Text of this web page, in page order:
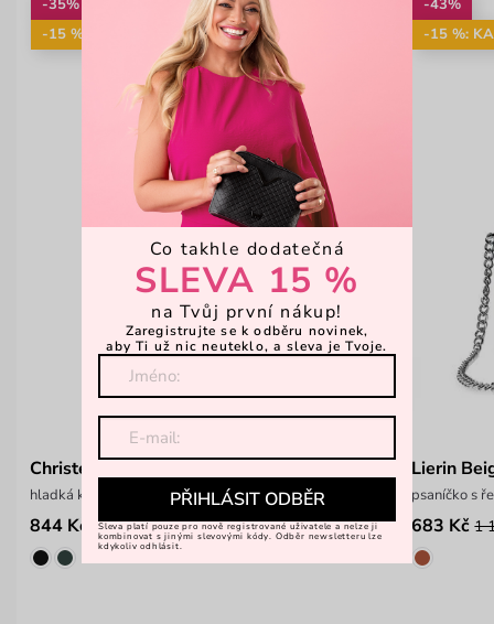
-35%
-15 %: KAB15
Christel Cappucion
hladká kabelka do ruky
844 Kč 1 299 Kč
-43%
-15 %:
Lierin
psaníčko s
683 Kč 1
Co takhle dodatečná
SLEVA 15 %
na Tvůj první nákup!
Zaregistrujte se k odběru novinek,
aby Ti už nic neuteklo, a sleva je Tvoje.
PŘIHLÁSIT ODBĚR
Sleva platí pouze pro nově registrované uživatele a nelze ji
kombinovat s jinými slevovými kódy. Odběr newsletteru lze
kdykoliv odhlásit.